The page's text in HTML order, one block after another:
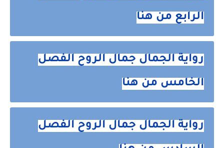
الرابع من هنا
رواية الجمال جمال الروح الفصل
الخامس من هنا
رواية الجمال جمال الروح الفصل